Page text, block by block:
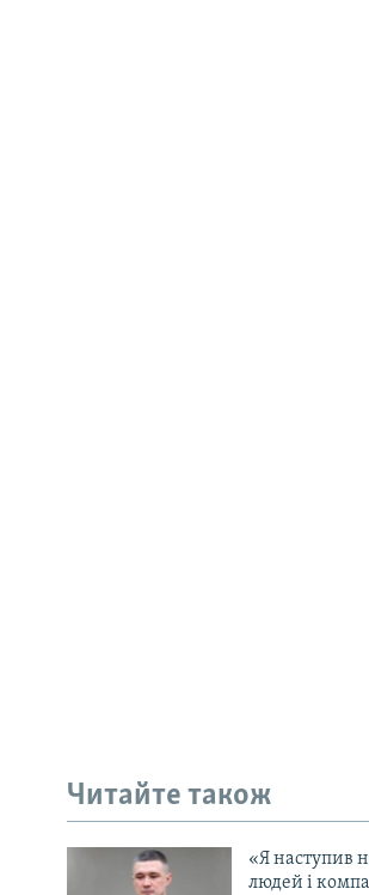
Читайте також
«Я наступив
людей і